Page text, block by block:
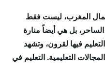
المغرب، ليست فقط
الساحر، بل هي أيضاً منارة
فيها لقرون، وتشهد
التعليمية. التعليم في